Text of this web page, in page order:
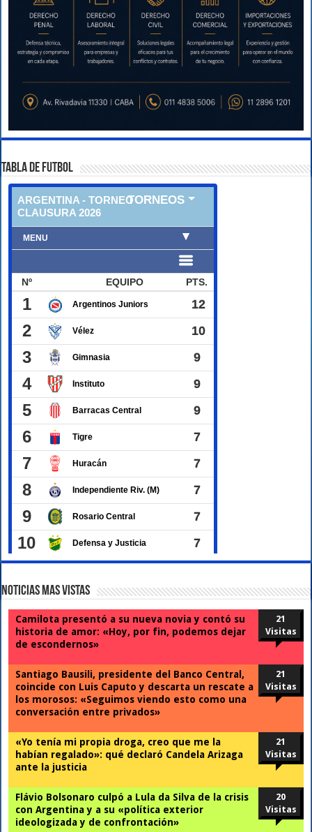
TABLA DE FUTBOL
Noticias Mas Vistas
Camilota presentó a su nueva novia y contó su
historia de amor: «Hoy, por fin, podemos dejar
de escondernos»
21
Visitas
Santiago Bausili, presidente del Banco Central,
coincide con Luis Caputo y descarta un rescate a
los morosos: «Seguimos viendo esto como una
conversación entre privados»
21
Visitas
«Yo tenía mi propia droga, creo que me la
habían regalado»: qué declaró Candela Arizaga
ante la justicia
21
Visitas
Flávio Bolsonaro culpó a Lula da Silva de la crisis
con Argentina y a su «política exterior
ideologizada y de confrontación»
20
Visitas